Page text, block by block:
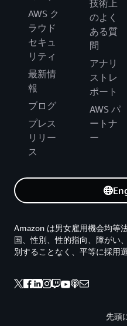
AWS ク
ラウド
セキュ
リティ
最新情
報
ブログ
プレス
リリー
ス
技術上
のよく
ある質
問
アナリ
ストレ
ポート
AWS パ
ートナ
ー
先頭
Amazon は男女雇用機会均等
国、性別、性的指向、障がい
別することなく、平等に採用